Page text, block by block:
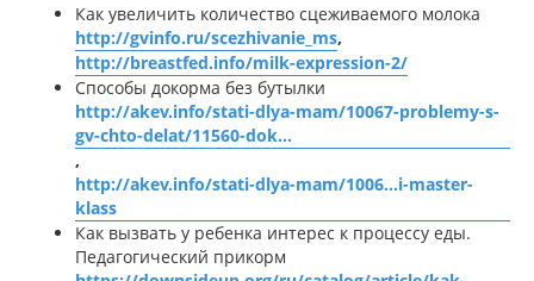
Как увеличить количество сцеживаемого молока
http://gvinfo.ru/scezhivanie_ms,
http://breastfed.info/milk-expression-2/
Способы докорма без бутылки
http://akev.info/stati-dlya-mam/10067-problemy-s-
gv-chto-delat/11560-dok...
,
http://akev.info/stati-dlya-mam/1006...i-master-
klass
Как вызвать у ребенка интерес к процессу еды.
Педагогический прикорм